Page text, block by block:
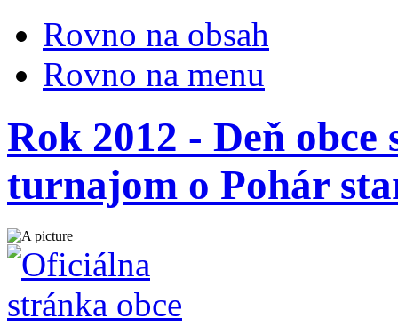
Rovno na obsah
Rovno na menu
Rok 2012 - Deň
turnajom o Pohár